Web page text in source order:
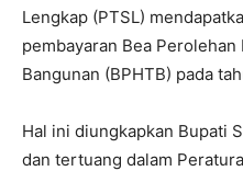
Lengkap (PTSL)
pembayaran Bea Perolehan
Bangunan (BPHTB) pada
Hal ini diungkapkan Bupati
dan tertuang dalam